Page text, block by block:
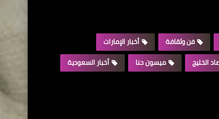
فن وثقافة
أخبار الإمارات
الخليج ميسون حنا
أخبار السعودية